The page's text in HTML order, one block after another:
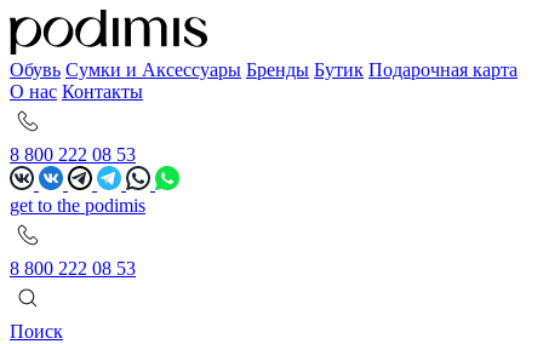
Обувь Сумки и Аксессуары Бренды Бутик Подарочная карта
О нас Контакты
8 800 222 08 53
get to the podimis
8 800 222 08 53
Поиск